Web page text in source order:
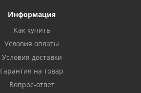
Информация
Как купить
Условия оплаты
Условия доставки
Гарантия на товар
Вопрос-ответ